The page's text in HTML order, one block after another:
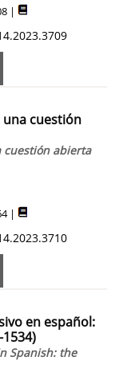
|
una cuestión
cuestión abierta
|
en español:
Spanish: the